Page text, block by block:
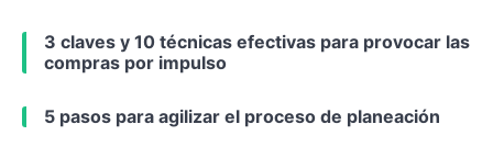
3 claves y 10 técnicas efectivas para provocar las
compras por impulso
5 pasos para agilizar el proceso de planeación